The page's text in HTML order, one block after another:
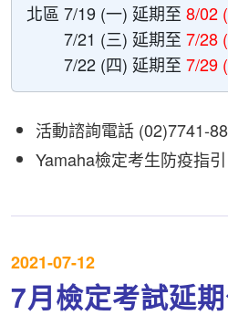
北區 7/19 (一) 延期至 8/02
7/21 (三) 延期至 7/28
7/22 (四) 延期至 7/29
活動諮詢電話 (02)7741-
Yamaha檢定考生防疫指引
2021-07-12
7月檢定考試延